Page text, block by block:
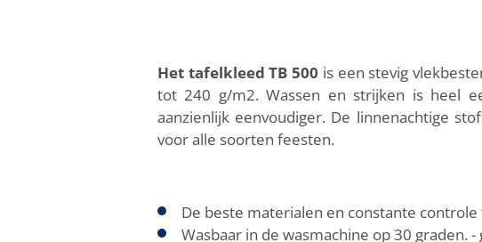
Het tafelkleed TB 500 is een stevig
tot 240 g/m2. Wassen en strijken is heel
aanzienlijk eenvoudiger. De linnenachtige
voor alle soorten feesten.
De beste materialen en constante
Wasbaar in de wasmachine op 30 graden.